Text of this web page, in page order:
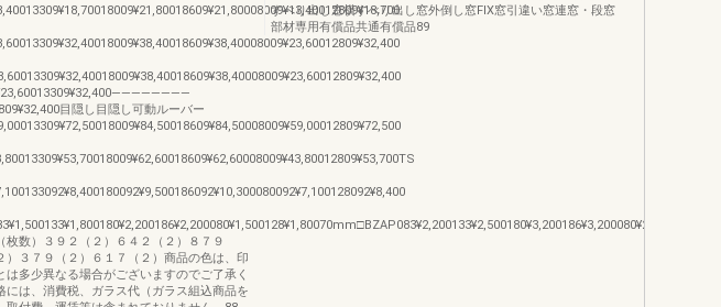
目隠し目隠し可動ルーバー
枚数）３９２（２）６４２（２）８７９
）３７９（２）６１７（２）商品の色は、印
は多少異なる場合がございますのでご了承く
には、消費税、ガラス代（ガラス組込商品を
すべり出し窓横すべり出し窓外倒し窓FIX窓引違い窓連窓・段窓
部材専用有償品共通有償品89